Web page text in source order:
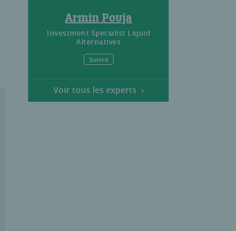
Armin Pouja
Investment Specialist Liquid
Alternatives
Suivre
Voir tous les experts